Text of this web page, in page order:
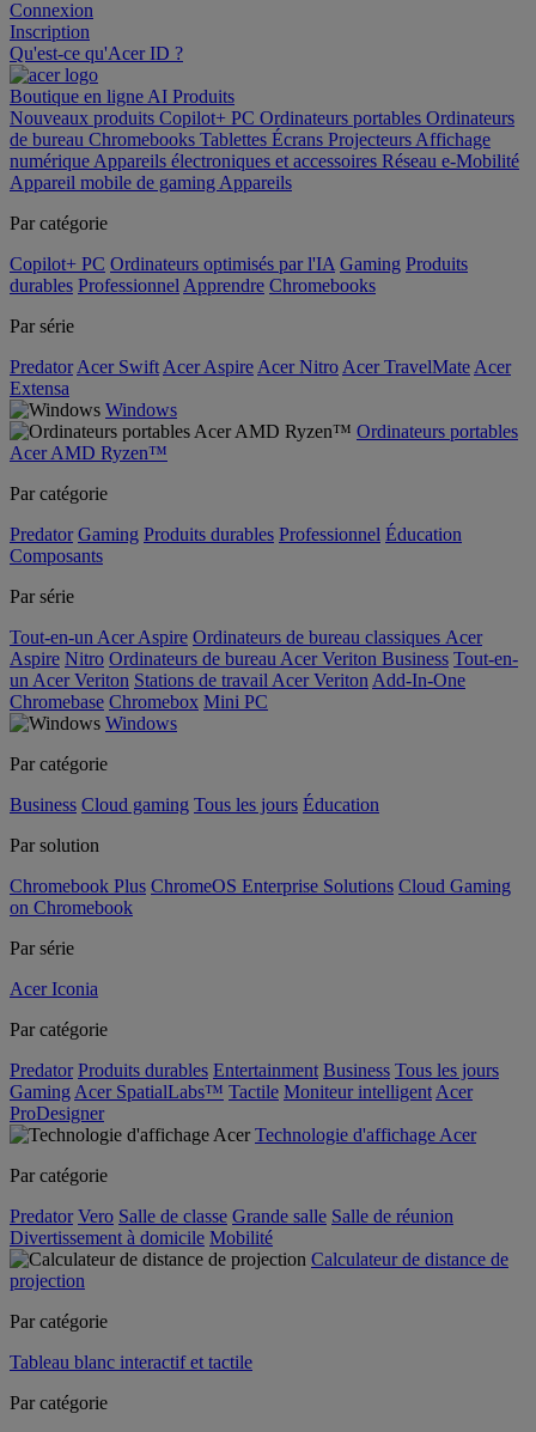
Connexion
Inscription
Qu'est-ce qu'Acer ID ?
Boutique en ligne AI Produits
Nouveaux produits Copilot+ PC Ordinateurs portables Ordinateurs
de bureau Chromebooks Tablettes Écrans Projecteurs Affichage
numérique Appareils électroniques et accessoires Réseau e-Mobilité
Appareil mobile de gaming Appareils
Par catégorie
Copilot+ PC Ordinateurs optimisés par l'IA Gaming Produits
durables Professionnel Apprendre Chromebooks
Par série
Predator Acer Swift Acer Aspire Acer Nitro Acer TravelMate Acer
Extensa
Windows
Ordinateurs portables
Acer AMD Ryzen™
Par catégorie
Predator Gaming Produits durables Professionnel Éducation
Composants
Par série
Tout-en-un Acer Aspire Ordinateurs de bureau classiques Acer
Aspire Nitro Ordinateurs de bureau Acer Veriton Business Tout-en-
un Acer Veriton Stations de travail Acer Veriton Add-In-One
Chromebase Chromebox Mini PC
Windows
Par catégorie
Business Cloud gaming Tous les jours Éducation
Par solution
Chromebook Plus ChromeOS Enterprise Solutions Cloud Gaming
on Chromebook
Par série
Acer Iconia
Par catégorie
Predator Produits durables Entertainment Business Tous les jours
Gaming Acer SpatialLabs™ Tactile Moniteur intelligent Acer
ProDesigner
Technologie d'affichage Acer
Par catégorie
Predator Vero Salle de classe Grande salle Salle de réunion
Divertissement à domicile Mobilité
Calculateur de distance de
projection
Par catégorie
Tableau blanc interactif et tactile
Par catégorie